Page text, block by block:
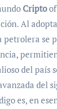
Cripto
Al
se
del país
del
es, en